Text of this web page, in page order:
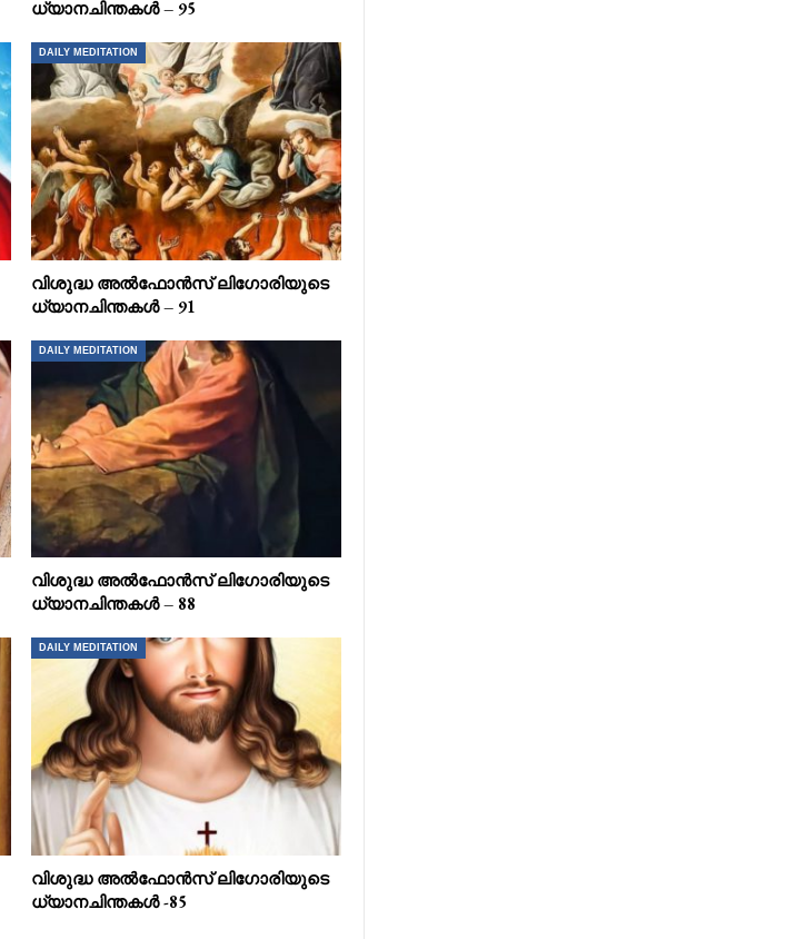
ധ്യാനചിന്തകൾ – 95
DAILY MEDITATION
വിശുദ്ധ അൽഫോൻസ് ലിഗോരിയുടെ
ധ്യാനചിന്തകൾ – 91
DAILY MEDITATION
വിശുദ്ധ അൽഫോൻസ് ലിഗോരിയുടെ
ധ്യാനചിന്തകൾ – 88
DAILY MEDITATION
വിശുദ്ധ അൽഫോൻസ് ലിഗോരിയുടെ
ധ്യാനചിന്തകൾ -85